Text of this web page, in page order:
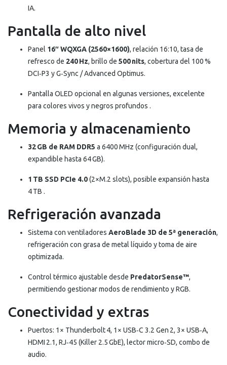
IA.
Pantalla de alto nivel
Panel 16″ WQXGA (2560×1600), relación 16:10, tasa de
refresco de 240 Hz, brillo de 500 nits, cobertura del 100 %
DCI‑P3 y G‑Sync / Advanced Optimus.
Pantalla OLED opcional en algunas versiones, excelente
para colores vivos y negros profundos .
Memoria y almacenamiento
32 GB de RAM DDR5 a 6400 MHz (configuración dual,
expandible hasta 64 GB).
1 TB SSD PCIe 4.0(2×M.2 slots), posible expansión hasta
4 TB .
Refrigeración avanzada
Sistema con ventiladores AeroBlade 3D de 5ª generación,
refrigeración con grasa de metal líquido y toma de aire
optimizada.
Control térmico ajustable desde PredatorSense™,
permitiendo gestionar modos de rendimiento y RGB.
Conectividad y extras
Puertos: 1× Thunderbolt 4, 1× USB‑C 3.2 Gen 2, 3× USB‑A,
HDMI 2.1, RJ‑45 (Killer 2.5 GbE), lector micro‑SD, combo de
audio.